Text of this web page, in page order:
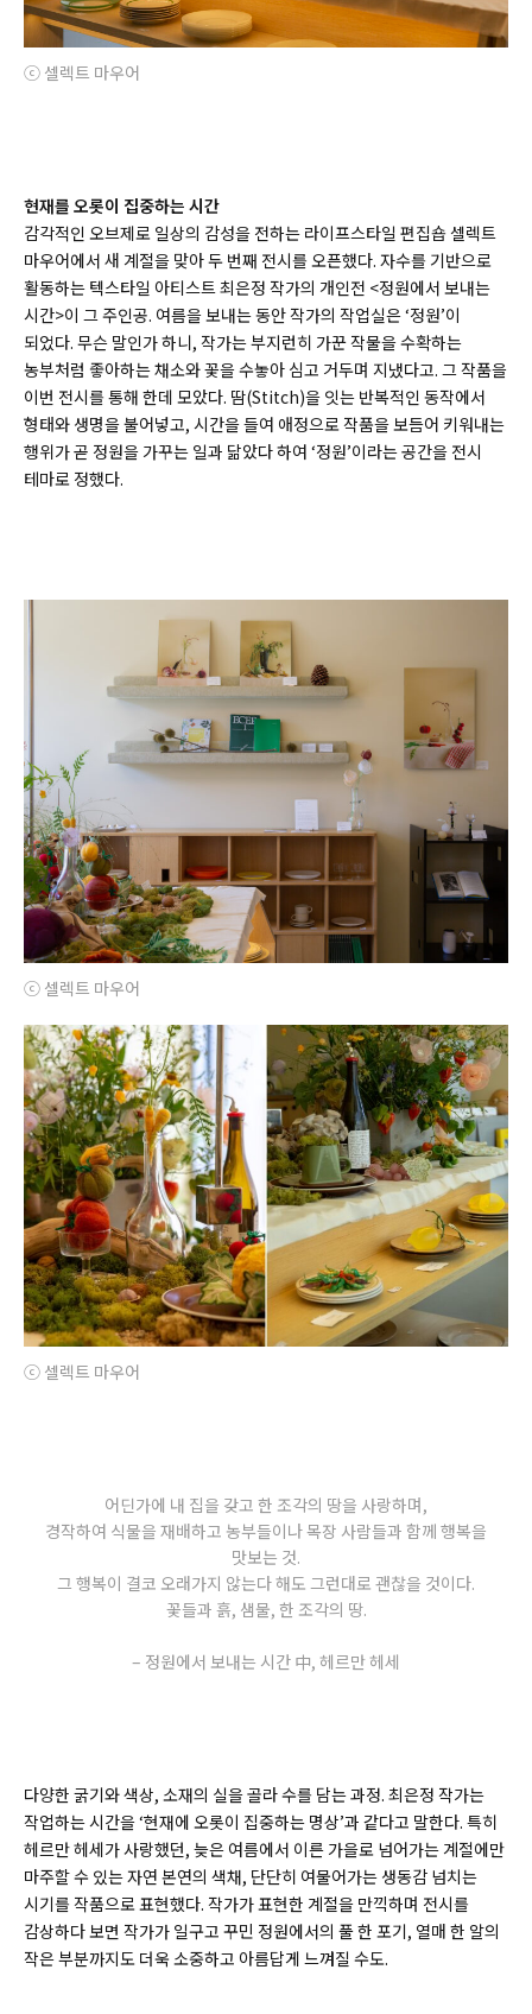
ⓒ 셀렉트 마우어
현재를 오롯이 집중하는 시간
감각적인 오브제로 일상의 감성을 전하는 라이프스타일 편집숍 셀렉트
마우어에서 새 계절을 맞아 두 번째 전시를 오픈했다. 자수를 기반으로
활동하는 텍스타일 아티스트 최은정 작가의 개인전 <정원에서 보내는
시간>이 그 주인공. 여름을 보내는 동안 작가의 작업실은 ‘정원’이
되었다. 무슨 말인가 하니, 작가는 부지런히 가꾼 작물을 수확하는
농부처럼 좋아하는 채소와 꽃을 수놓아 심고 거두며 지냈다고. 그 작품을
이번 전시를 통해 한데 모았다. 땀(Stitch)을 잇는 반복적인 동작에서
형태와 생명을 불어넣고, 시간을 들여 애정으로 작품을 보듬어 키워내는
행위가 곧 정원을 가꾸는 일과 닮았다 하여 ‘정원’이라는 공간을 전시
테마로 정했다.
ⓒ 셀렉트 마우어
ⓒ 셀렉트 마우어
어딘가에 내 집을 갖고 한 조각의 땅을 사랑하며,
경작하여 식물을 재배하고 농부들이나 목장 사람들과 함께 행복을
맛보는 것.
그 행복이 결코 오래가지 않는다 해도 그런대로 괜찮을 것이다.
꽃들과 흙, 샘물, 한 조각의 땅.
– 정원에서 보내는 시간 中, 헤르만 헤세
다양한 굵기와 색상, 소재의 실을 골라 수를 담는 과정. 최은정 작가는
작업하는 시간을 ‘현재에 오롯이 집중하는 명상’과 같다고 말한다. 특히
헤르만 헤세가 사랑했던, 늦은 여름에서 이른 가을로 넘어가는 계절에만
마주할 수 있는 자연 본연의 색채, 단단히 여물어가는 생동감 넘치는
시기를 작품으로 표현했다. 작가가 표현한 계절을 만끽하며 전시를
감상하다 보면 작가가 일구고 꾸민 정원에서의 풀 한 포기, 열매 한 알의
작은 부분까지도 더욱 소중하고 아름답게 느껴질 수도.